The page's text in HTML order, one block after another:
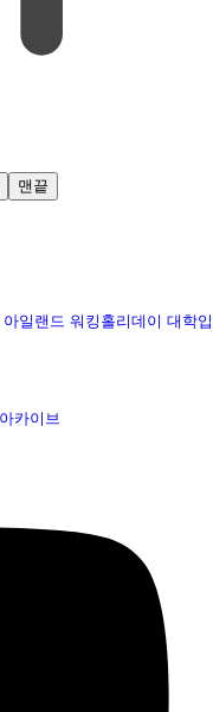
맨끝
아일랜드 워킹홀리데이 대학입
아카이브